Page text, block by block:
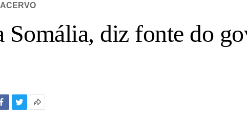
ACERVO
Somália, diz fonte do